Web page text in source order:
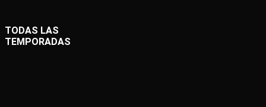
TODAS LAS
TEMPORADAS